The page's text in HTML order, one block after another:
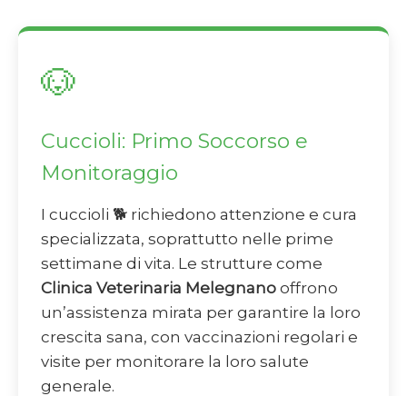
🐶
Cuccioli: Primo Soccorso e
Monitoraggio
I cuccioli 🐕 richiedono attenzione e cura
specializzata, soprattutto nelle prime
settimane di vita. Le strutture come
Clinica Veterinaria Melegnano offrono
un’assistenza mirata per garantire la loro
crescita sana, con vaccinazioni regolari e
visite per monitorare la loro salute
generale.